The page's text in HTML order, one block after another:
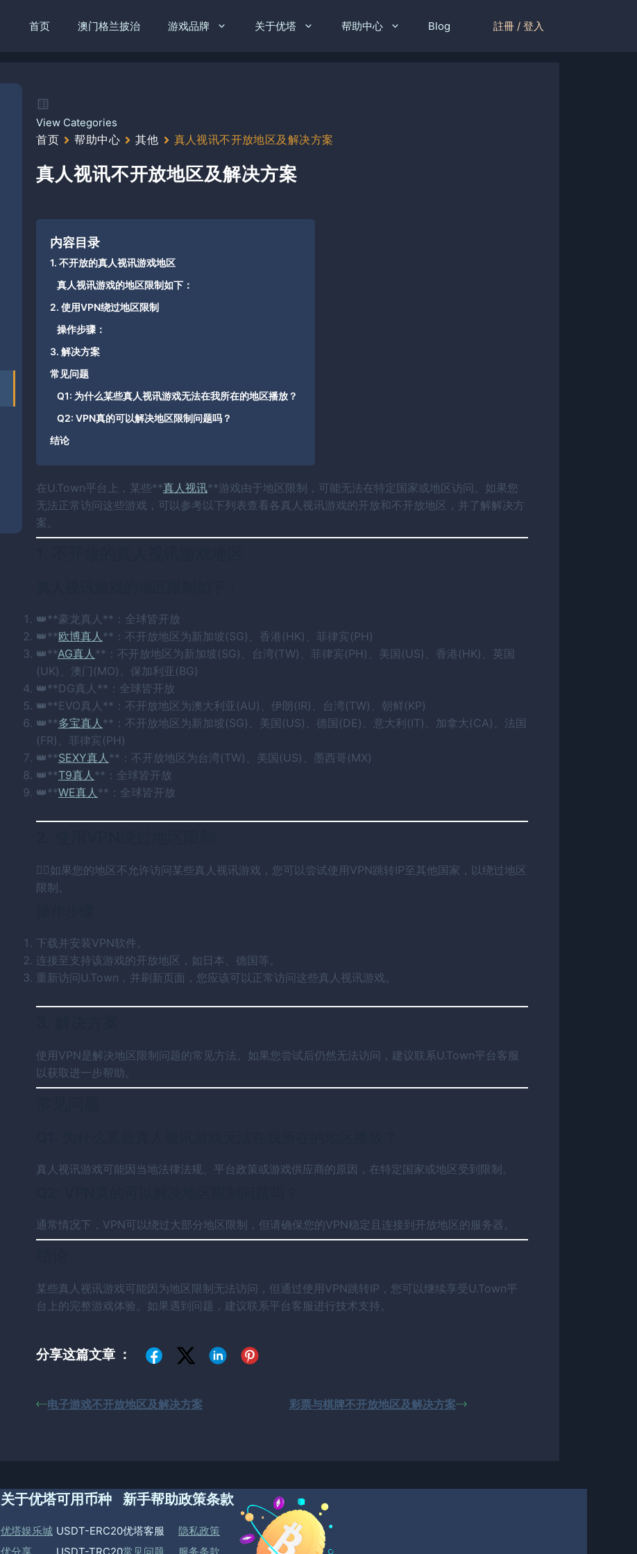
首页 澳门格兰披治 游戏品牌 关于优塔 帮助中心 Blog 註冊 / 登入
View Categories
首页 帮助中心 其他 真人视讯不开放地区及解决方案
真人视讯不开放地区及解决方案
内容目录
1. 不开放的真人视讯游戏地区
真人视讯游戏的地区限制如下：
2. 使用VPN绕过地区限制
操作步骤：
3. 解决方案
常见问题
Q1: 为什么某些真人视讯游戏无法在我所在的地区播放？
Q2: VPN真的可以解决地区限制问题吗？
结论
在U.Town平台上，某些**真人视讯**游戏由于地区限制，可能无法在特定国家或地区访问。如果您
无法正常访问这些游戏，可以参考以下列表查看各真人视讯游戏的开放和不开放地区，并了解解决方
案。
👑**豪龙真人**：全球皆开放
👑**欧博真人 **：不开放地区为新加坡(SG)、香港(HK)、菲律宾(PH)
👑**AG真人 **：不开放地区为新加坡(SG)、台湾(TW)、菲律宾(PH)、美国(US)、香港(HK)、英国
(UK)、澳门(MO)、保加利亚(BG)
👑**DG真人**：全球皆开放
👑**EVO真人**：不开放地区为澳大利亚(AU)、伊朗(IR)、台湾(TW)、朝鲜(KP)
👑**多宝真人 **：不开放地区为新加坡(SG)、美国(US)、德国(DE)、意大利(IT)、加拿大(CA)、法国
(FR)、菲律宾(PH)
👑**SEXY真人 **：不开放地区为台湾(TW)、美国(US)、墨西哥(MX)
👑**T9真人 **：全球皆开放
👑**WE真人 **：全球皆开放
😵‍💫如果您的地区不允许访问某些真人视讯游戏，您可以尝试使用VPN跳转IP至其他国家，以绕过地区
限制。
下载并安装VPN软件。
连接至支持该游戏的开放地区，如日本、德国等。
重新访问U.Town，并刷新页面，您应该可以正常访问这些真人视讯游戏。
使用VPN是解决地区限制问题的常见方法。如果您尝试后仍然无法访问，建议联系U.Town平台客服
以获取进一步帮助。
真人视讯游戏可能因当地法律法规、平台政策或游戏供应商的原因，在特定国家或地区受到限制。
通常情况下，VPN可以绕过大部分地区限制，但请确保您的VPN稳定且连接到开放地区的服务器。
某些真人视讯游戏可能因为地区限制无法访问，但通过使用VPN跳转IP，您可以继续享受U.Town平
台上的完整游戏体验。如果遇到问题，建议联系平台客服进行技术支持。
分享这篇文章 ：
电子游戏不开放地区及解决方案 彩票与棋牌不开放地区及解决方案
关于优塔
优塔娱乐城
优分享
可用币种
USDT-ERC20
USDT-TRC20
新手帮助
优塔客服
常见问题
政策条款
隐私政策
服务条款